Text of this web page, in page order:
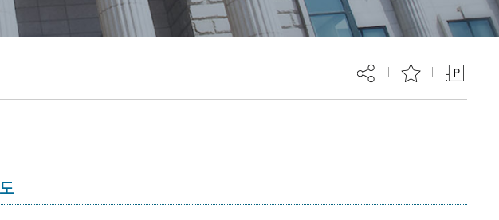
연구윤리위원회 규정
연구윤리 지침서
대학원 총학생회
외국인 유학생 비자(VISA)
메뉴추가